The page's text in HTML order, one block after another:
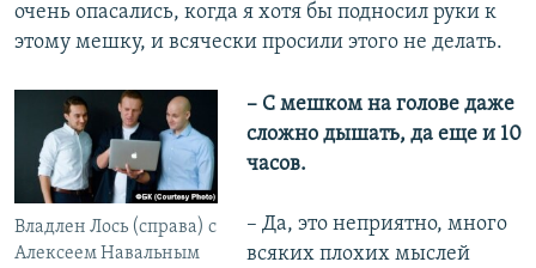
очень опасались, когда я хотя бы подносил руки к
этому мешку, и всячески просили этого не делать.
Владлен Лось (справа) с
Алексеем Навальным
– С мешком на голове даже
сложно дышать, да еще и 10
часов.
– Да, это неприятно, много
всяких плохих мыслей